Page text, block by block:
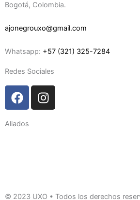
Bogotá, Colombia.
ajonegrouxo@gmail.com
Whatsapp: +57 (321) 325-7284
Redes Sociales
F
a
e
I
n
Aliados
© 2023 UXO • Todos los derechos